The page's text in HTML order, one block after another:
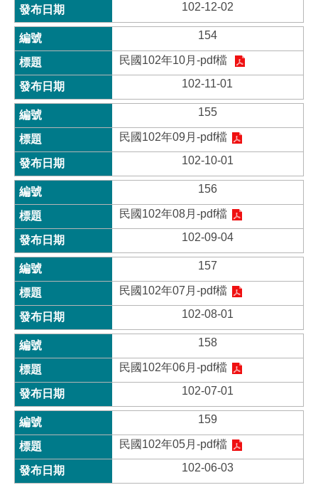
102-12-02
154
民國102年10月-pdf檔
102-11-01
155
民國102年09月-pdf檔
102-10-01
156
民國102年08月-pdf檔
102-09-04
157
民國102年07月-pdf檔
102-08-01
158
民國102年06月-pdf檔
102-07-01
159
民國102年05月-pdf檔
102-06-03